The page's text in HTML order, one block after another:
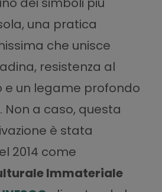
una pratica
che unisce
resistenza al
e un legame profondo
Non a caso, questa
è stata
2014 come
Immateriale